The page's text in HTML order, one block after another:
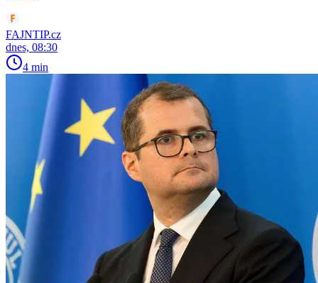
FAJNTIP.cz
dnes, 08:30
4 min